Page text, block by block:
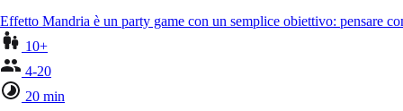
Effetto Mandria è un party game con un semplice obiettivo: pensare
10+
4-20
20 min